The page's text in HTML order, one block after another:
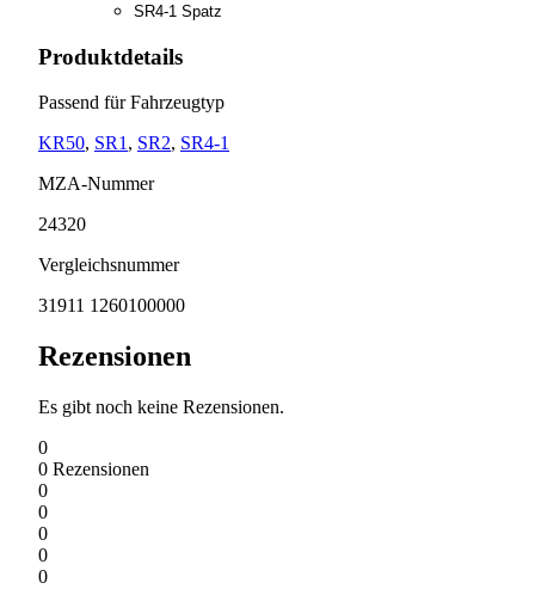
SR4-1 Spatz
Produktdetails
Passend für Fahrzeugtyp
KR50, SR1 , SR2, SR4-1
MZA-Nummer
24320
Vergleichsnummer
31911 1260100000
Rezensionen
Es gibt noch keine Rezensionen.
0
0 Rezensionen
0
0
0
0
0